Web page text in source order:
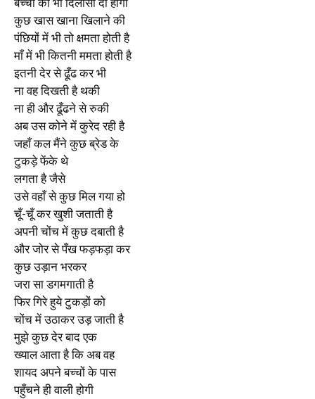
कुछ खास खाना खिलाने की
पंछियों में भी तो क्षमता होती है
माँ में भी कितनी ममता होती है
इतनी देर से ढूँढ कर भी
ना वह दिखती है थकी
ना ही और ढूँढने से रुकी
अब उस कोने में कुरेद रही है
जहाँ कल मैंने कुछ ब्रेड के
टुकड़े फेंके थे
लगता है जैसे
उसे वहाँ से कुछ मिल गया हो
चूँ-चूँ कर खुशी जताती है
अपनी चोंच में कुछ दबाती है
और जोर से पँख फड़फड़ा कर
कुछ उड़ान भरकर
जरा सा डगमगाती है
फिर गिरे हुये टुकड़ों को
चोंच में उठाकर उड़ जाती है
मुझे कुछ देर बाद एक
ख्याल आता है कि अब वह
शायद अपने बच्चों के पास
पहुँचने ही वाली होगी